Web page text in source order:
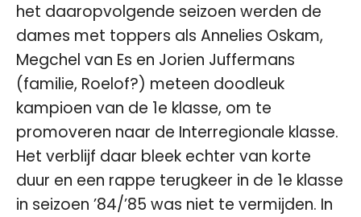
het daaropvolgende seizoen werden de
dames met toppers als Annelies Oskam,
Megchel van Es en Jorien Juffermans
(familie, Roelof?) meteen doodleuk
kampioen van de 1e klasse, om te
promoveren naar de Interregionale klasse.
Het verblijf daar bleek echter van korte
duur en een rappe terugkeer in de 1e klasse
in seizoen ’84/’85 was niet te vermijden. In